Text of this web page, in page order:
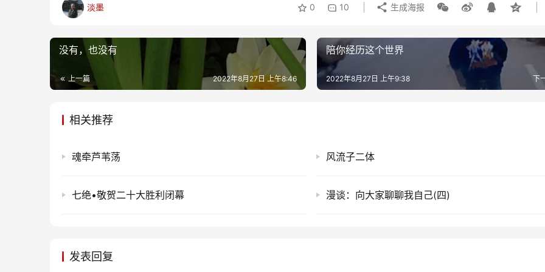
淡墨 0 10 生成海报
没有，也没有
上一篇 2022年8月27日 上午8:46
陪你经历这个世界
下
2022年8月27日 上午9:38
相关推荐
魂牵芦苇荡 风流子二体
七绝•敬贺二十大胜利闭幕 漫谈：向大家聊聊我自己(四)
发表回复